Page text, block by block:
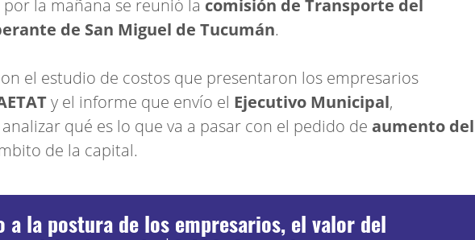
por la mañana se reunió la comisión de Transporte del
de San Miguel de Tucumán.
el estudio de costos que presentaron los empresarios
y el informe que envío el Ejecutivo Municipal,
qué es lo que va a pasar con el pedido de aumento del
de la capital.
a la postura de los empresarios, el valor del